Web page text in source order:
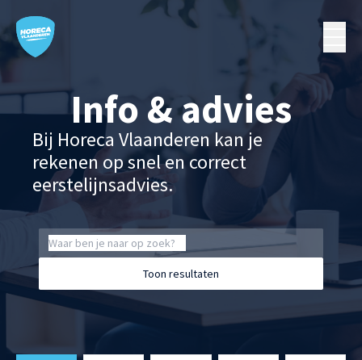
Info & advies
Bij Horeca Vlaanderen kan je
rekenen op snel en correct
eerstelijnsadvies.
Toon resultaten